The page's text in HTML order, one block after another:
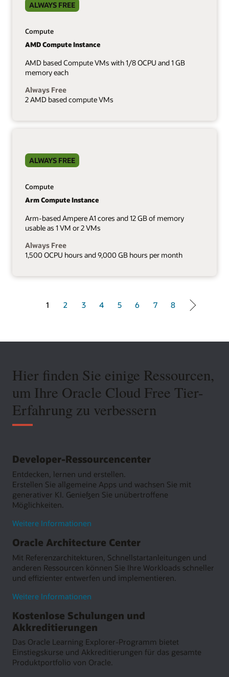
ALWAYS FREE
Compute
AMD Compute Instance
AMD based Compute VMs with 1/8 OCPU and 1 GB
memory each
Always Free
2 AMD based compute VMs
ALWAYS FREE
Compute
Arm Compute Instance
Arm-based Ampere A1 cores and 12 GB of memory
usable as 1 VM or 2 VMs
Always Free
1,500 OCPU hours and 9,000 GB hours per month
1
2 3 4 5 6 7 8
Hier finden Sie einige Ressourcen,
um Ihre Oracle Cloud Free Tier-
Erfahrung zu verbessern
Developer-Ressourcencenter
Entdecken, lernen und erstellen.
Erstellen Sie allgemeine Apps und wachsen Sie mit
generativer KI. Genießen Sie unübertroffene
Möglichkeiten.
Weitere Informationen
Resource
Center
Oracle Architecture Center
Mit Referenzarchitekturen, Schnellstartanleitungen und
anderen Ressourcen können Sie Ihre Workloads schneller
und effizienter entwerfen und implementieren.
Weitere Informationen
Architecture
Center
Kostenlose Schulungen und
Akkreditierungen
Das Oracle Learning Explorer-Programm bietet
Einstiegskurse und Akkreditierungen für das gesamte
Produktportfolio von Oracle.